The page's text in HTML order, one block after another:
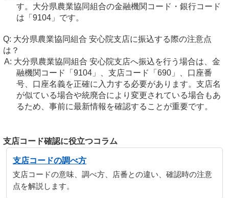
す。大分県農業協同組合の金融機関コード・銀行コード
は「9104」です。
大分県農業協同組合 安心院支店に振込する際の注意点
は？
大分県農業協同組合 安心院支店へ振込を行う場合は、金
融機関コード「9104」、支店コード「690」、口座番
号、口座名義を正確に入力する必要があります。支店名
が似ている場合や統廃合により変更されている場合もあ
るため、事前に最新情報を確認することが重要です。
支店コード確認に役立つコラム
支店コードの調べ方
支店コードの意味、調べ方、店番との違い、確認時の注意
点を解説します。